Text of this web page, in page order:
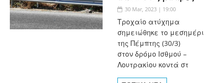
30 Mar, 2023 | 19:00
Τροχαίο ατύχημα
σημειώθηκε το μεσημέρι
της Πέμπτης (30/3)
στον δρόμο Ισθμού –
Λουτρακίου κοντά στ